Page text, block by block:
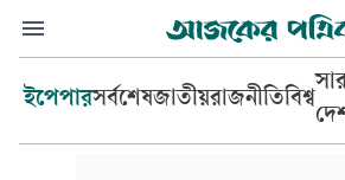
ইপেপারসর্বশেষজাতীয়রাজনীতিবিশ্ব